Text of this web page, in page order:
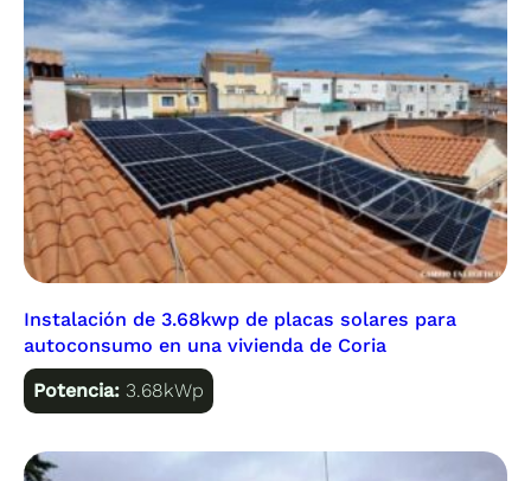
Instalación de 3.68kwp de placas solares para
autoconsumo en una vivienda de Coria
Potencia:3.68kWp